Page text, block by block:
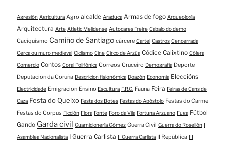
Agresión Agricultura Agro alcalde Araduca Armas de fogo Arqueoloxía
Arquitectura Arte Atletic Melidense Autocares Freire Cabalo do demo
Caciquismo Camiño de Santiago cárcere Cartel Castros Cencerrada
Cerca ou muro medieval Ciclismo Cine Circo de Arzúa Códice Calixtino Cólera
Comercio Contos Coral Polifónica Correos Cruceiro Demografía Deporte
Deputación da Coruña Descricion fisionómica Doazón Economía Eleccións
Electricidade Emigración Ensino Escultura F.R.G. Fauna Feira Feiras de Cans de
Caza Festa do Queixo Festa dos Botes Festas do Apóstolo Festas do Carme
Festas do Corpus Ficción Flora Fonte Foro da Vila Fortuna Arzuano Fuga Fútbol
Gando Garda civil Guarnicionería Gómez Guerra Civil Guerra do Rosellón I
Asamblea Nacionalista I Guerra Carlista II Guerra Carlista II República III